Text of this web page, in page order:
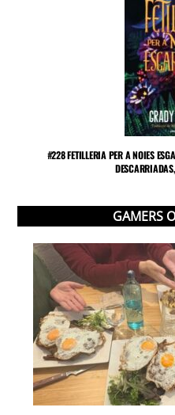
#228 FETILLERIA PER A NOIES
GAMERS